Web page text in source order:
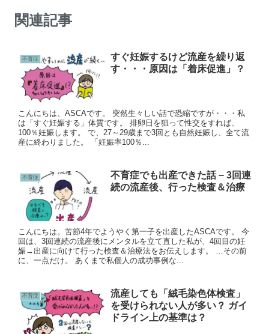
関連記事
不育症
すぐ妊娠するけど流産を繰り返
す・・・原因は「着床促進」？
こんにちは、ASCAです。 突然生々しい話で恐縮ですが・・・私
は「すぐ妊娠する」体質です。 排卵日を狙って性交をすれば、
100％妊娠します。 で、27～29歳まで3回とも自然妊娠し、全て流
産に終わりました。 「妊娠率100％...
不育症
不育症でも出産できた話 − 3回連
続の流産後、行った検査＆治療
こんにちは。苦節4年でようやく第一子を出産したASCAです。 今
回は、3回連続の流産後にメンタルを立て直した私が、4回目の妊
娠→出産に向けて行った検査＆治療法をお伝えします。 …その前
に、一点だけ。 あくまで私個人の成功事例な...
不育症
流産しても「絨毛染色体検査」
を受けられない人が多い？ ガイ
ドライン上の基準は？